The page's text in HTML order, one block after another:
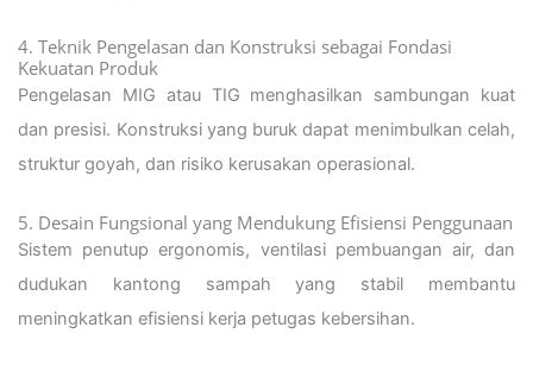
4. Teknik Pengelasan dan Konstruksi sebagai Fondasi
Kekuatan Produk
Pengelasan MIG atau TIG menghasilkan sambungan kuat
dan presisi. Konstruksi yang buruk dapat menimbulkan celah,
struktur goyah, dan risiko kerusakan operasional.
5. Desain Fungsional yang Mendukung Efisiensi Penggunaan
Sistem penutup ergonomis, ventilasi pembuangan air, dan
dudukan kantong sampah yang stabil membantu
meningkatkan efisiensi kerja petugas kebersihan.